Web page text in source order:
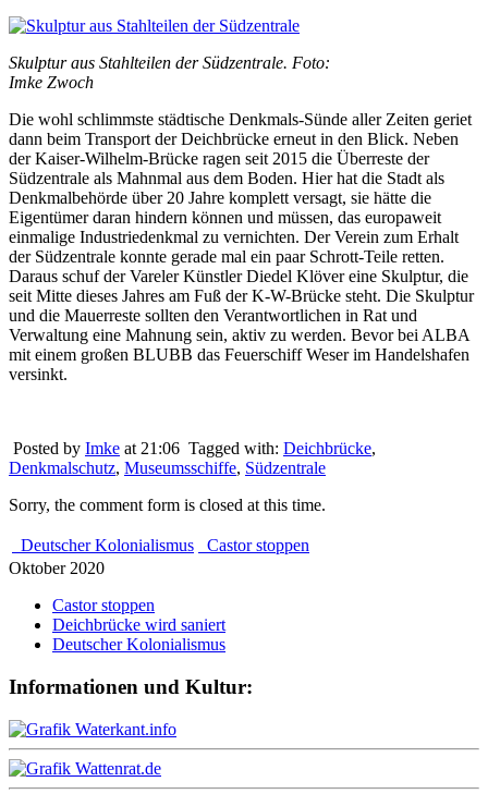
Skulptur aus Stahlteilen der Südzentrale. Foto:
Imke Zwoch
Die wohl schlimmste städtische Denkmals-Sünde aller Zeiten geriet
dann beim Transport der Deichbrücke erneut in den Blick. Neben
der Kaiser-Wilhelm-Brücke ragen seit 2015 die Überreste der
Südzentrale als Mahnmal aus dem Boden. Hier hat die Stadt als
Denkmalbehörde über 20 Jahre komplett versagt, sie hätte die
Eigentümer daran hindern können und müssen, das europaweit
einmalige Industriedenkmal zu vernichten. Der Verein zum Erhalt
der Südzentrale konnte gerade mal ein paar Schrott-Teile retten.
Daraus schuf der Vareler Künstler Diedel Klöver eine Skulptur, die
seit Mitte dieses Jahres am Fuß der K-W-Brücke steht. Die Skulptur
und die Mauerreste sollten den Verantwortlichen in Rat und
Verwaltung eine Mahnung sein, aktiv zu werden. Bevor bei ALBA
mit einem großen BLUBB das Feuerschiff Weser im Handelshafen
versinkt.
Posted by Imke at 21:06 Tagged with: Deichbrücke,
Denkmalschutz, Museumsschiffe, Südzentrale
Sorry, the comment form is closed at this time.
Deutscher Kolonialismus
Castor stoppen
Oktober 2020
Castor stoppen
Deichbrücke wird saniert
Deutscher Kolonialismus
Informationen und Kultur: